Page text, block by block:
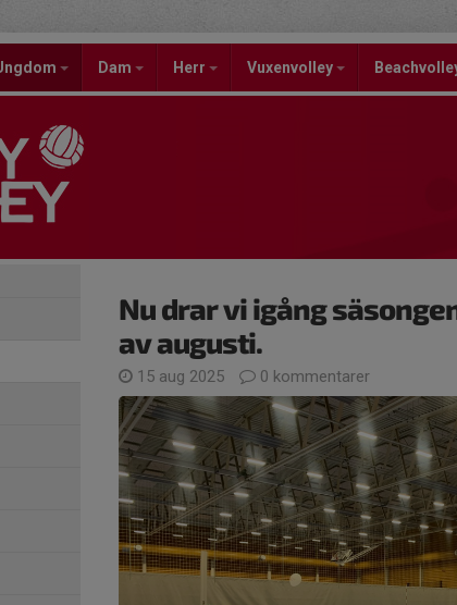
Dam Herr Vuxenvolley
Nu drar vi igång
av augusti.
15 aug 2025 0 kommentarer